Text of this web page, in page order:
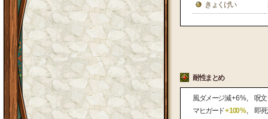
きょくげい
耐性まとめ
風ダメージ減+ 6 %
呪
マヒガード+ 100 %
即